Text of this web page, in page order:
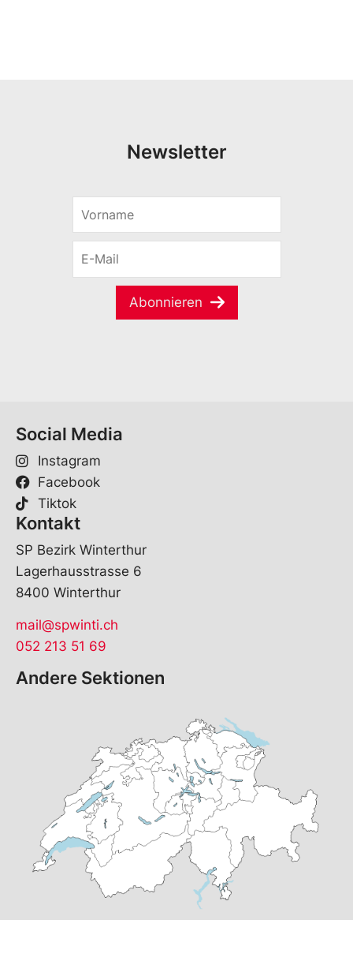
Newsletter
r
m
M
Abonnieren
Social Media
Instagram
Facebook
Tiktok
Kontakt
SP Bezirk Winterthur
Lagerhausstrasse 6
8400 Winterthur
mail@spwinti.ch
052 213 51 69
Andere Sektionen